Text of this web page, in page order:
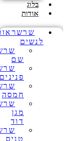
בלוג
אודות
לנשים
שם
פנינים
חמסה
מגן
דוד
טניס